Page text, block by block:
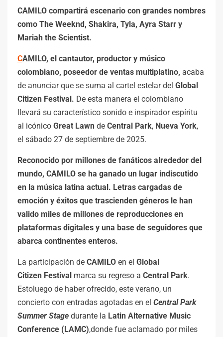
CAMILO compartirá escenario con grandes nombres
como The Weeknd, Shakira, Tyla, Ayra Starr y
Mariah the Scientist.
CAMILO, el cantautor, productor y músico
colombiano, poseedor de ventas multiplatino, acaba
de anunciar que se suma al cartel estelar del Global
Citizen Festival. De esta manera el colombiano
llevará su característico sonido e inspirador espíritu
al icónico Great Lawn de Central Park, Nueva York,
el sábado 27 de septiembre de 2025.
Reconocido por millones de fanáticos alrededor del
mundo, CAMILO se ha ganado un lugar indiscutido
en la música latina actual. Letras cargadas de
emoción y éxitos que trascienden géneros le han
valido miles de millones de reproducciones en
plataformas digitales y una base de seguidores que
abarca continentes enteros.
La participación de CAMILO en el Global
Citizen Festival marca su regreso a Central Park.
Estoluego de haber ofrecido, este verano, un
concierto con entradas agotadas en el Central Park
Summer Stage durante la Latin Alternative Music
Conference (LAMC),donde fue aclamado por miles